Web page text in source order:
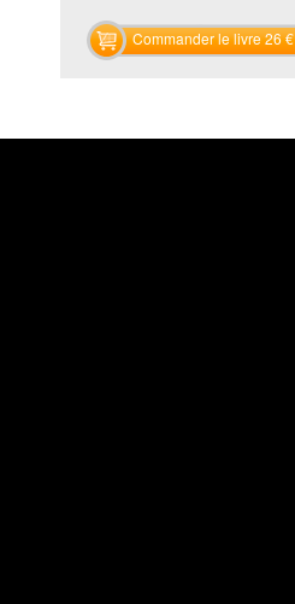
Commander le livre 26 €